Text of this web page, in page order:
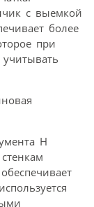
с выемкой
более
при
H